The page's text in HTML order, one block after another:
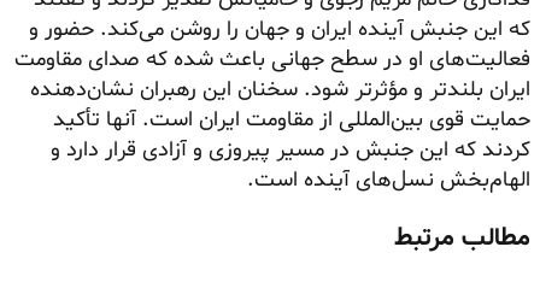
که این جنبش آینده ایران و جهان را روشن می‌کند. حضور و
فعالیت‌های او در سطح جهانی باعث شده که صدای مقاومت
ایران بلندتر و مؤثرتر شود. سخنان این رهبران نشان‌دهنده
حمایت قوی بین‌المللی از مقاومت ایران است. آنها تأکید
کردند که این جنبش در مسیر پیروزی و آزادی قرار دارد و
الهام‌بخش نسل‌های آینده است.
مطالب مرتبط